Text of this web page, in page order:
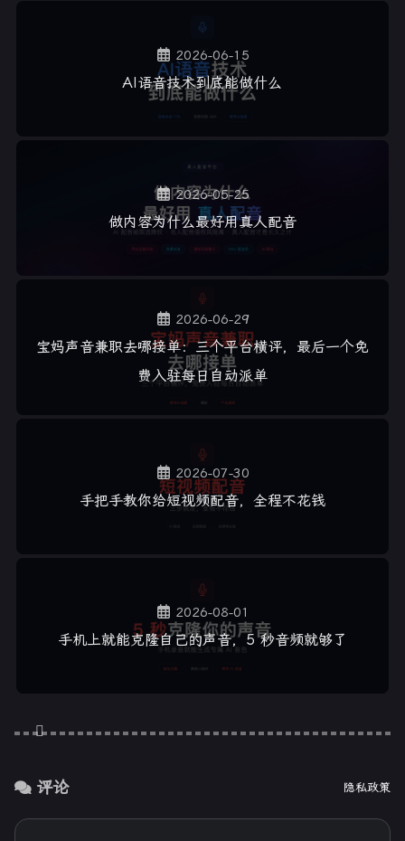
2026-06-15
AI语音技术到底能做什么
2026-05-25
做内容为什么最好用真人配音
2026-06-29
宝妈声音兼职去哪接单：三个平台横评，最后一个免
费入驻每日自动派单
2026-07-30
手把手教你给短视频配音，全程不花钱
2026-08-01
手机上就能克隆自己的声音，5 秒音频就够了
评论 隐私政策